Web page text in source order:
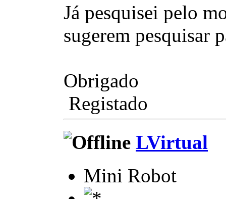
Já pesquisei pelo
sugerem pesquisar
Obrigado
Registado
LVirtual
Mini Robot